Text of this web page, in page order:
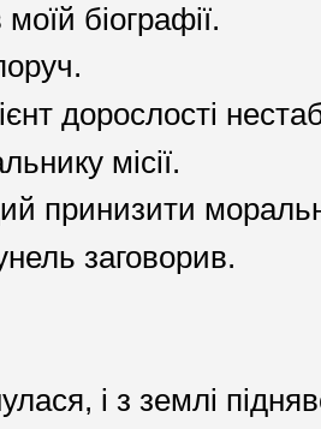
біографії.
дорослості
місії.
принизити
заговорив.
і з землі